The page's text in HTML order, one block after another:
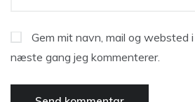
Gem mit navn, mail og websted
næste gang jeg kommenterer.